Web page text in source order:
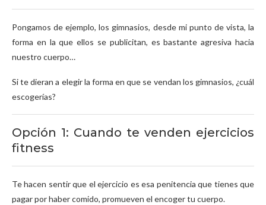
Pongamos de ejemplo, los gimnasios, desde mi punto de vista, la
forma en la que ellos se publicitan, es bastante agresiva hacia
nuestro cuerpo…
Si te dieran a elegir la forma en que se vendan los gimnasios, ¿cuál
escogerías?
Opción 1: Cuando te venden ejercicios
fitness
Te hacen sentir que el ejercicio es esa penitencia que tienes que
pagar por haber comido, promueven el encoger tu cuerpo.